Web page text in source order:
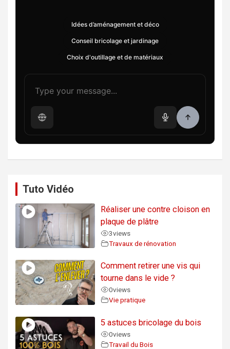
Idées d’aménagement et déco
Conseil bricolage et jardinage
Choix d'outillage et de matériaux
Tuto Vidéo
Réaliser une contre cloison en
plaque de plâtre
3views
Travaux de rénovation
Comment retirer une vis qui
tourne dans le vide ?
0views
Vie pratique
5 astuces bricolage du bois
0views
Travail du Bois